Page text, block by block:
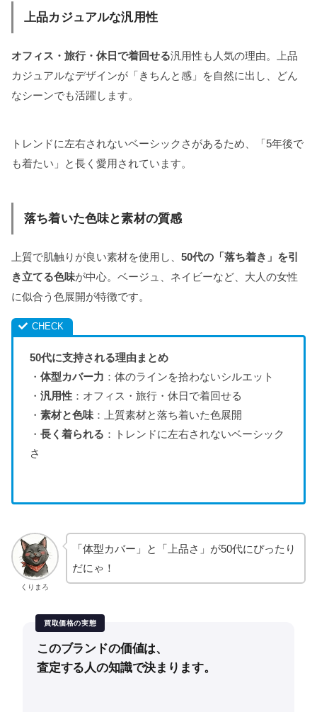
上品カジュアルな汎用性
オフィス・旅行・休日で着回せる汎用性も人気の理由。上品
カジュアルなデザインが「きちんと感」を自然に出し、どん
なシーンでも活躍します。
トレンドに左右されないベーシックさがあるため、「5年後で
も着たい」と長く愛用されています。
落ち着いた色味と素材の質感
上質で肌触りが良い素材を使用し、 50代の「落ち着き」を引
き立てる色味が中心。ベージュ、ネイビーなど、大人の女性
に似合う色展開が特徴です。
50代に支持される理由まとめ
・ 体型カバー力 ：体のラインを拾わないシルエット
・ 汎用性：オフィス・旅行・休日で着回せる
・ 素材と色味：上質素材と落ち着いた色展開
・ 長く着られる ：トレンドに左右されないベーシック
さ
くりまろ
「体型カバー」と「上品さ」が50代にぴったり
だにゃ！
買取価格の実態
このブランドの価値は、
査定する人の知識で決まります。